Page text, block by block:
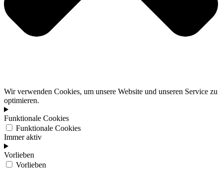
Wir verwenden Cookies, um unsere Website und unseren Service zu
optimieren.
Funktionale Cookies
Funktionale Cookies
Immer aktiv
Vorlieben
Vorlieben